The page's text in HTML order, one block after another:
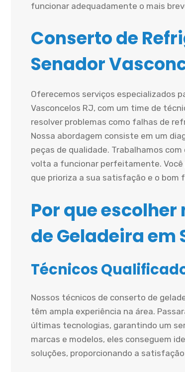
funcionar adequadamente o mais
Conserto de
Senador
Oferecemos serviços especializados
Vasconcelos RJ, com um time de
resolver problemas como falhas de
Nossa abordagem consiste em um
peças de qualidade. Trabalhamos
volta a funcionar perfeitamente.
que prioriza a sua satisfação e o
Por que
de Geladeira em
Técnicos
Nossos técnicos de conserto de
têm ampla experiência na área.
últimas tecnologias, garantindo um
marcas e modelos, eles conseguem
soluções, proporcionando a